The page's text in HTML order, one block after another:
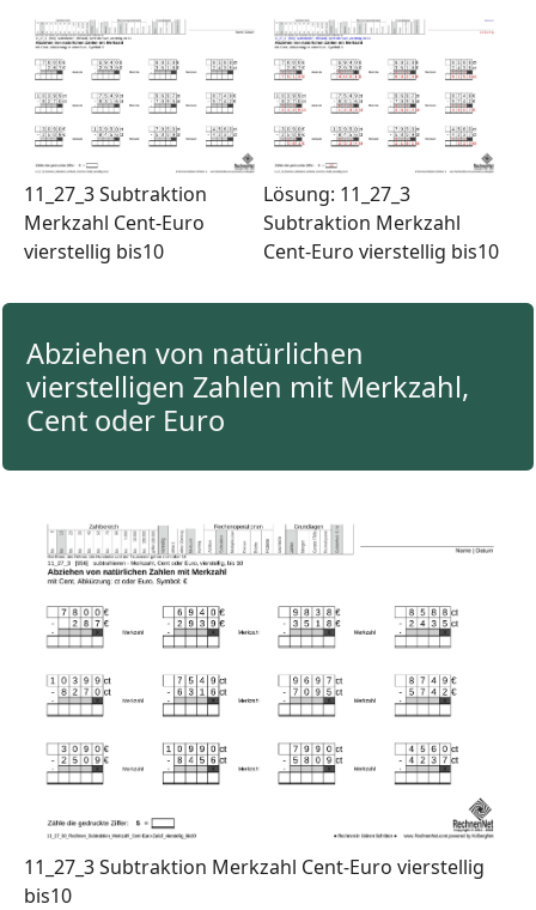
11_27_3 Subtraktion
Merkzahl Cent-Euro
vierstellig bis10
Lösung: 11_27_3
Subtraktion Merkzahl
Cent-Euro vierstellig bis10
Abziehen von natürlichen
vierstelligen Zahlen mit Merkzahl,
Cent oder Euro
11_27_3 Subtraktion Merkzahl Cent-Euro vierstellig
bis10